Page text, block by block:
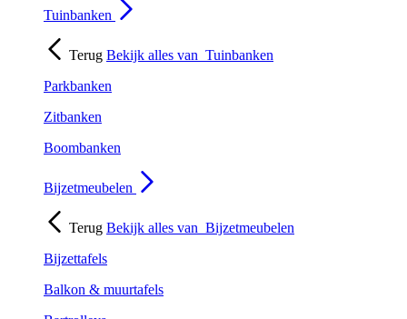
Tuinbanken
Terug Bekijk alles van Tuinbanken
Parkbanken
Zitbanken
Boombanken
Bijzetmeubelen
Terug Bekijk alles van Bijzetmeubelen
Bijzettafels
Balkon & muurtafels